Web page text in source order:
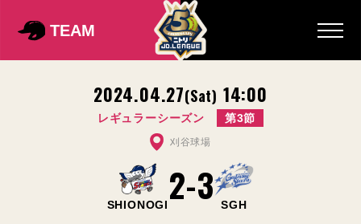
TEAM
2024.04.27(Sat) 14:00
レギュラーシーズン 第3節
刈谷球場
SHIONOGI 2-3 SGH